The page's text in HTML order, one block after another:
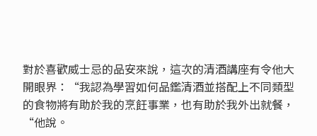
對於喜歡威士忌的品安來說，這次的清酒講座有令他大
開眼界：“我認為學習如何品鑑清酒並搭配上不同類型
的食物將有助於我的烹飪事業，也有助於我外出就餐，
“他說。